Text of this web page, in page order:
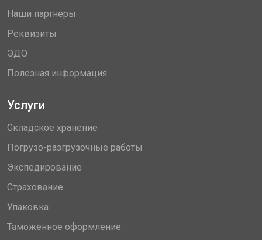
Наши партнеры
Реквизиты
ЭДО
Полезная информация
Услуги
Складское хранение
Погрузо-разгрузочные работы
Экспедирование
Страхование
Упаковка
Таможенное оформление